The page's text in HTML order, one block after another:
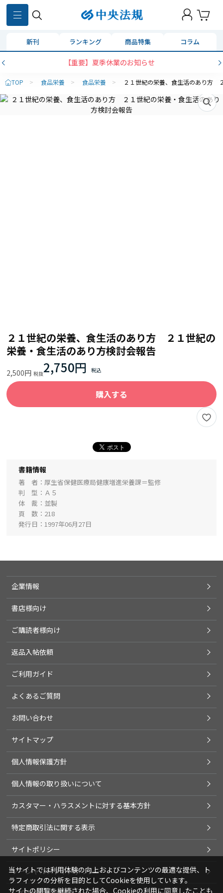
新刊 ランキング 商品特集 コラム
【重要】夏季休業のお知らせ
TOP > 食品栄養 > 食品栄養 > ２１世紀の栄養、食生活のあり方
２１世紀の栄養、食生活のあり方 ２１世紀の
栄養・食生活のあり方検討会報告
2,500円 2,750円
購入する
書籍情報
著 者
厚生省保健医療局健康増進栄養課＝監修
判 型
Ａ５
体 裁
並製
頁 数
218
発行日
1997年06月27日
企業情報
書店様向け
ご購読者様向け
返品入帖依頼
ご利用ガイド
よくあるご質問
お問い合わせ
サイトマップ
個人情報保護方針
個人情報の取り扱いについて
カスタマー・ハラスメントに対する基本方針
特定商取引法に関する表示
サイトポリシー
ソーシャルメディアポリシー
当サイトでは利用体験の向上およびコンテンツの最適な提供、ト
ラフィックの分析を目的としてCookieを使用しています。
サイトの閲覧を継続された場合、Cookieの利用に同意したことも